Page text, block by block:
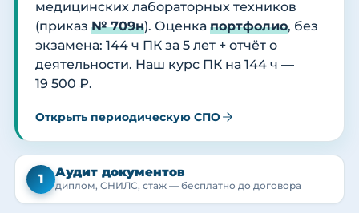
медицинских лабораторных техников
(приказ № 709н). Оценка портфолио, без
экзамена: 144 ч ПК за 5 лет + отчёт о
деятельности. Наш курс ПК на 144 ч —
19 500 ₽.
Открыть периодическую СПО
1 Аудит документов
диплом, СНИЛС, стаж — бесплатно до договора